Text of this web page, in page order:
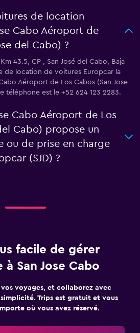
de location
Cabo Aéroport de
del Cabo) ?
43.5, CP , San José del Cabo, Baja
de location de voitures Europcar la
Aéroport de Los Cabos (San Jose
téléphone est le +52 624 123 2283.
Cabo Aéroport de Los
Cabo) propose un
ou de prise en charge
(SJD) ?
facile de gérer
San Jose Cabo
voyages, et collaborez avec
Trips est gratuit et vous
où vous avez réservé.